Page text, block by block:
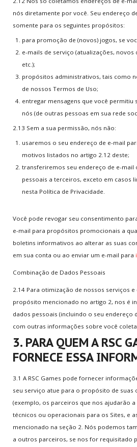
nós diretamente por você. Seu endereço
somente para os seguintes propósitos:
para promoção de (novos) jogos, se
e-mails de serviço (atualizações, novos
etc.);
propósitos administrativos, tais como
de nossos Termos de Uso;
entregar mensagens que você permitiu
nós (de outras pessoas em sua rede
2.13 Sem a sua permissão, nós não:
usaremos o seu endereço de e-mail
motivos listados no artigo 2.12 deste;
transferiremos seu endereço de e-
pessoais a terceiros, exceto em casos
nesta Política de Privacidade.
Você pode revogar seu consentimento
e-mail para propósitos promocionais a
boletins informativos ao alterar as suas
em sua conta ou ao enviar um e-mail para
Combinação de Dados Pessoais
2.14 Para otimização de nossos serviços e
propósito mencionado no artigo 2, nos é
dados pessoais (incluindo o seu endereço
com outras informações sobre você
3. PARA QUEM A RSC
FORNECE ESSA
3.1 A RSC Games pode fornecer
seu serviço atue para o propósito de suas
(exemplo, os parceiros que nos ajudarão
técnicos ou operacionais para os Sites, e
mencionado na seção 2. Nós podemos
a outros parceiros, se nos for requisitado